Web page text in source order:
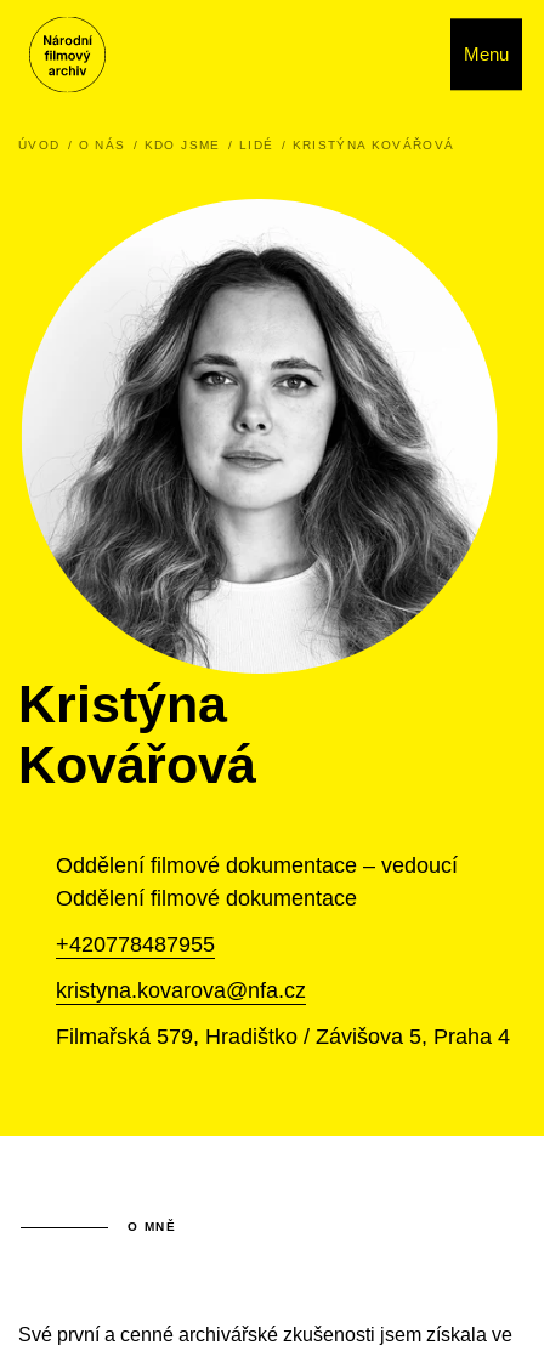
Menu
ÚVOD O NÁS KDO JSME LIDÉ KRISTÝNA KOVÁŘOVÁ
Kristýna
Kovářová
Oddělení filmové dokumentace – vedoucí
Oddělení filmové dokumentace
+420778487955
kristyna.kovarova@nfa.cz
Filmařská 579, Hradištko / Závišova 5, Praha 4
O MNĚ
Své první a cenné archivářské zkušenosti jsem získala ve